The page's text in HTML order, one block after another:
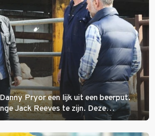
Pryor een lijk uit een beerput.
Jack Reeves te zijn. Deze
had gebroken met zijn familie
ruzie.